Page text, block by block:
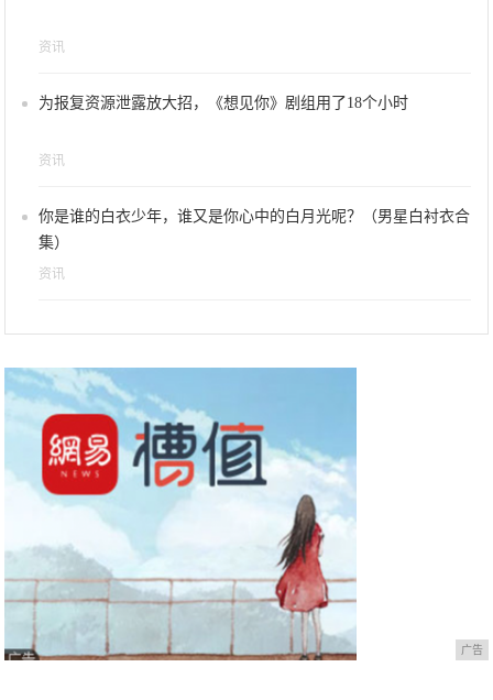
资讯
为报复资源泄露放大招，《想见你》剧组用了18个小时
资讯
你是谁的白衣少年，谁又是你心中的白月光呢？（男星白衬衣合
集）
资讯
广告